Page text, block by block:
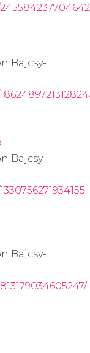
Bajcsy-
Bajcsy-
Bajcsy-